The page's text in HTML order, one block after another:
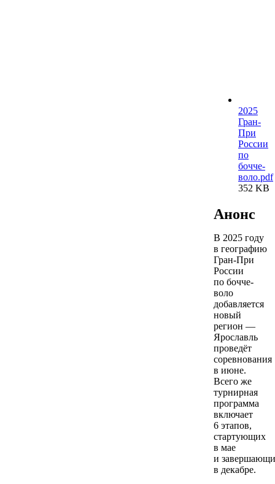
2025
Гран-
При
России
по
бочче-
воло.pdf
352 KB
Анонс
В 2025 году
в географию
Гран-При
России
по бочче-
воло
добавляется
новый
регион —
Ярославль
проведёт
соревнования
в июне.
Всего же
турнирная
программа
включает
6 этапов,
стартующих
в мае
и
в декабре.